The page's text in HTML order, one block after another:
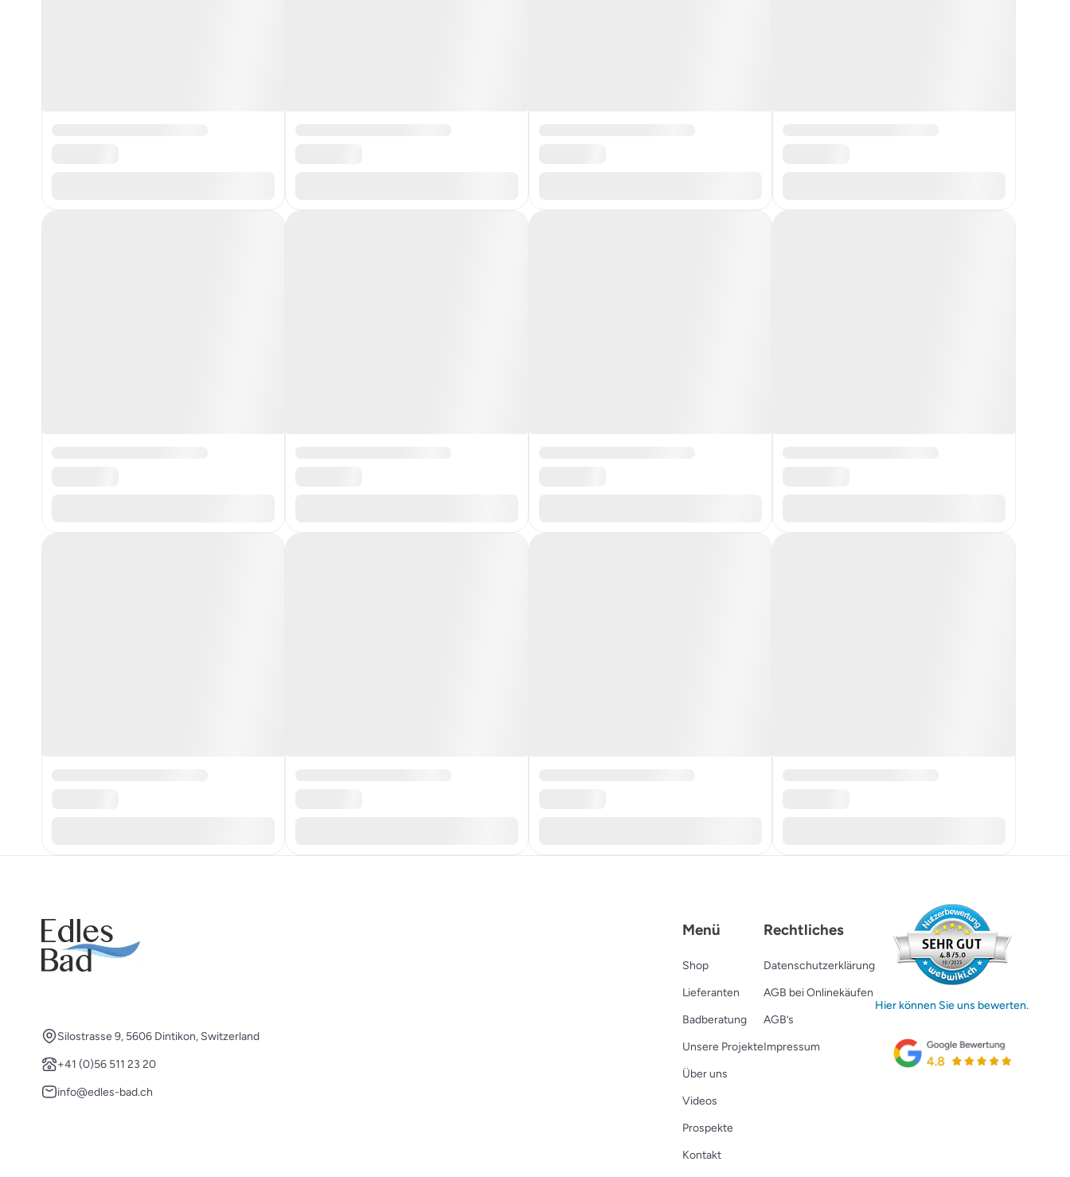
Silostrasse 9, 5606 Dintikon, Switzerland
+41 (0)56 511 23 20
info@edles-bad.ch
Menü
Shop
Lieferanten
Badberatung
Unsere Projekte
Über uns
Videos
Prospekte
Kontakt
Rechtliches
Datenschutzerklärung
AGB bei Onlinekäufen
AGB’s
Impressum
Hier können Sie uns bewerten.